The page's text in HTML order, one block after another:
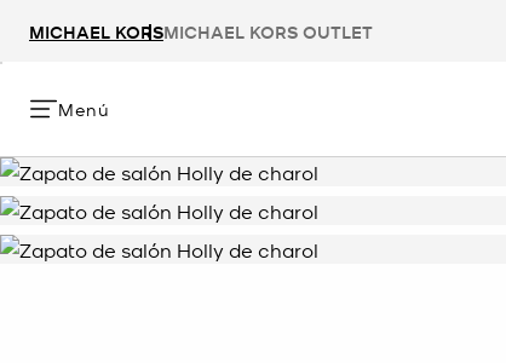
MICHAEL KORSMICHAEL KORS OUTLET
Menú